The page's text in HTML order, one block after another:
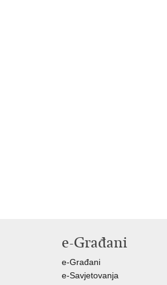
e-Građani
e-Građani
e-Savjetovanja